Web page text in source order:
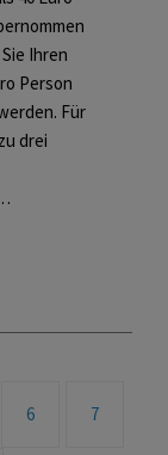
Ihren
Person
Für
drei
6 7